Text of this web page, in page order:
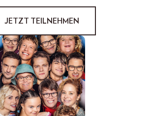
JETZT TEILNEHMEN